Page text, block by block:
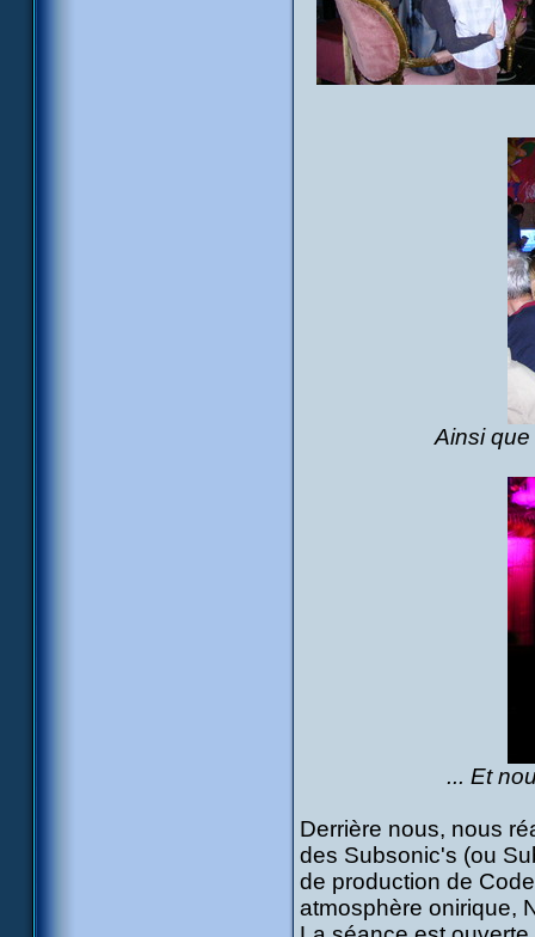
Ainsi
... Et
Derrière nous, nous
des Subsonic's (ou
de production de
atmosphère onirique,